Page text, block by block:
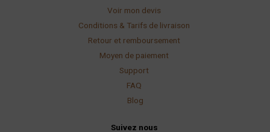
Voir mon devis
Conditions & Tarifs de livraison
Retour et remboursement
Moyen de paiement
Support
FAQ
Blog
Suivez nous